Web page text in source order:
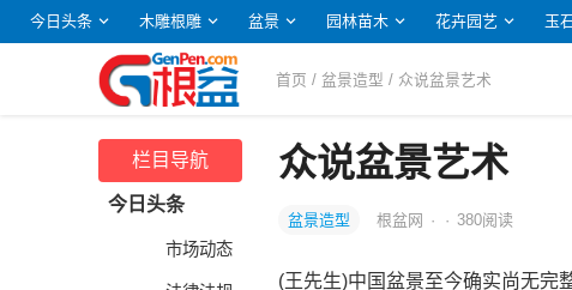
今日头条 木雕根雕 盆景 园林苗木 花卉园艺 玉
首页 / 盆景造型 / 众说盆景艺术
栏目导航
今日头条
市场动态
众说盆景艺术
盆景造型 根盆网 · · 380阅读
(王先生)中国盆景至今确实尚无完